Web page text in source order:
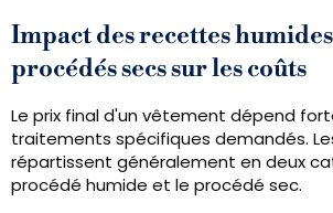
Impact des recettes
procédés secs sur les coûts
Le prix final d'un vêtement dépend
traitements spécifiques demandés.
répartissent généralement en deux
procédé humide et le procédé sec.